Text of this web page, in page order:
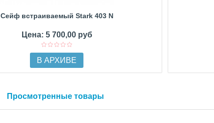
Сейф встраиваемый Stark 403 N
Цена: 5 700,00 руб
В АРХИВЕ
Просмотренные товары